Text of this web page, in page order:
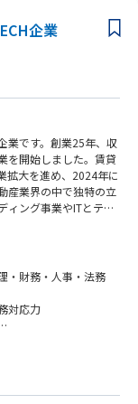
企業
業です。創業25年、収
を開始しました。賃貸
拡大を進め、2024年に
産業界の中で独特の立
ィング事業やITとテク
参ります。
を活かして管理本部
す。
メント
・財務・人事・法務
対応力